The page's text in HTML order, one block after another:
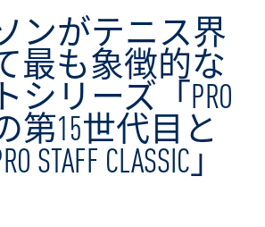
ンがテニス界
最も象徴的な
シリーズ「PRO
の第15世代目と
STAFF CLASSIC」